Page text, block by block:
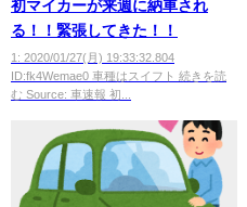
初マイカーが来週に納車され
る！！緊張してきた！！
1: 2020/01/27(月) 19:33:32.804
ID:fk4Wemae0 車種はスイフト 続きを読
む Source: 車速報 初...